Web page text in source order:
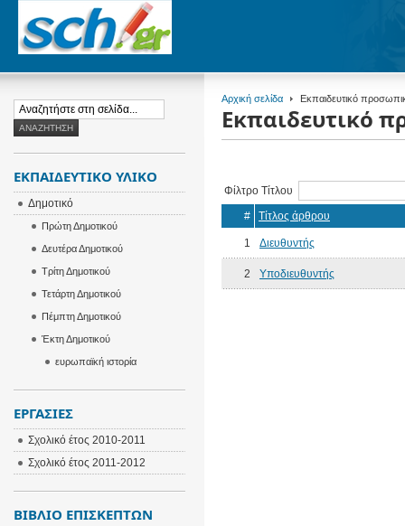
Αρχική σελίδα Εκπαιδευτικό
Εκπαιδευτικό
Φίλτρο Τίτλου
#
Τίτλος άρθρου
1 Διευθυντής
2 Υποδιευθυντής
ΕΚΠΑΙΔΕΥΤΙΚΌ ΥΛΙΚΌ
Δημοτικό
Πρώτη Δημοτικού
Δευτέρα Δημοτικού
Τρίτη Δημοτικού
Τετάρτη Δημοτικού
Πέμπτη Δημοτικού
Έκτη Δημοτικού
ευρωπαϊκή ιστορία
ΕΡΓΑΣΊΕΣ
Σχολικό έτος 2010-2011
Σχολικό έτος 2011-2012
ΒΙΒΛΊΟ ΕΠΙΣΚΕΠΤΏΝ